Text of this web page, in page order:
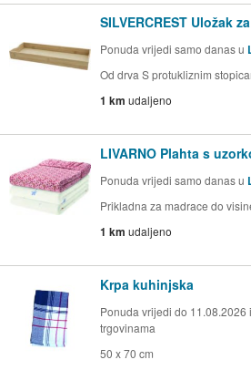
SILVERCREST Uložak
Ponuda vrijedi samo danas u
Od drva S protukliznim
1 km udaljeno
LIVARNO Plahta s
Ponuda vrijedi samo danas u
Prikladna za madrace do
1 km udaljeno
Krpa kuhinjska
Ponuda vrijedi do 11.08.2026
trgovinama
50 x 70 cm